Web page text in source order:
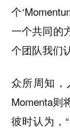
个
一个共同的
个团队我们
众所周知，
Momenta则
彼时认为，